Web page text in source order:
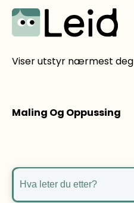
Viser utstyr nærmest deg
Maling Og Oppussing
Hva leter du etter?